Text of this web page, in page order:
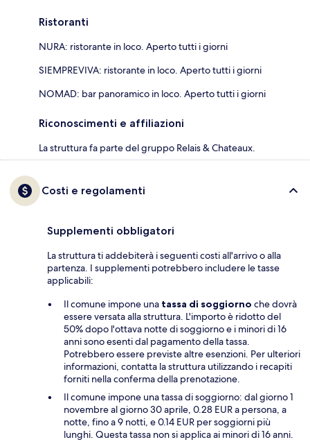
Ristoranti
NURA: ristorante in loco. Aperto tutti i giorni
SIEMPREVIVA: ristorante in loco. Aperto tutti i giorni
NOMAD: bar panoramico in loco. Aperto tutti i giorni
Riconoscimenti e affiliazioni
La struttura fa parte del gruppo Relais & Chateaux.
Costi e regolamenti
Supplementi obbligatori
La struttura ti addebiterà i seguenti costi all'arrivo o alla
partenza. I supplementi potrebbero includere le tasse
applicabili:
Il comune impone una tassa di soggiorno che dovrà
essere versata alla struttura. L'importo è ridotto del
50% dopo l'ottava notte di soggiorno e i minori di 16
anni sono esenti dal pagamento della tassa.
Potrebbero essere previste altre esenzioni. Per ulteriori
informazioni, contatta la struttura utilizzando i recapiti
forniti nella conferma della prenotazione.
Il comune impone una tassa di soggiorno: dal giorno 1
novembre al giorno 30 aprile, 0.28 EUR a persona, a
notte, fino a 9 notti, e 0.14 EUR per soggiorni più
lunghi. Questa tassa non si applica ai minori di 16 anni.